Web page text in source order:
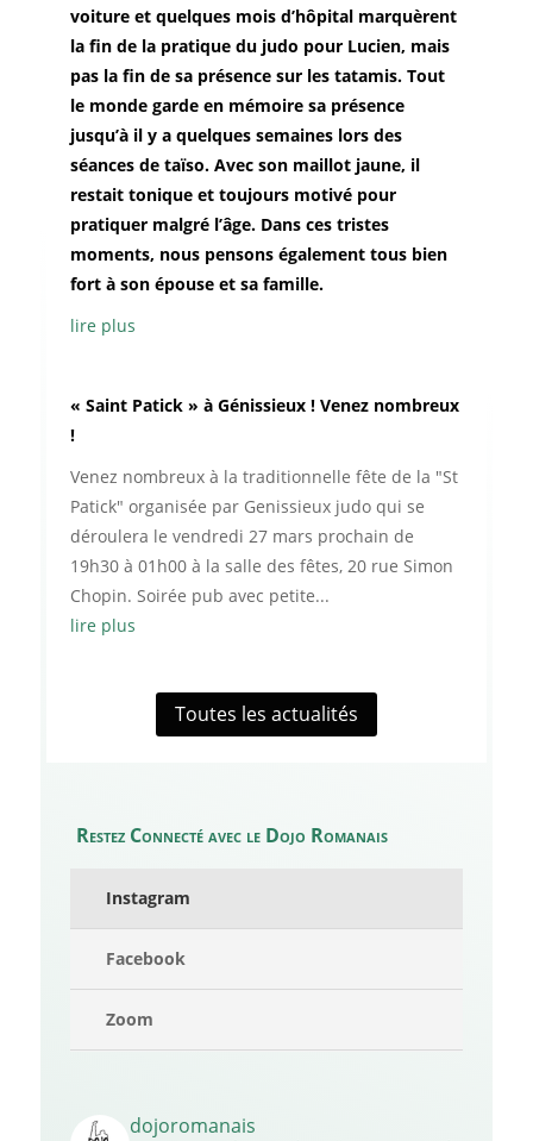
voiture et quelques mois d’hôpital marquèrent
la fin de la pratique du judo pour Lucien, mais
pas la fin de sa présence sur les tatamis. Tout
le monde garde en mémoire sa présence
jusqu’à il y a quelques semaines lors des
séances de taïso. Avec son maillot jaune, il
restait tonique et toujours motivé pour
pratiquer malgré l’âge. Dans ces tristes
moments, nous pensons également tous bien
fort à son épouse et sa famille.
lire plus
« Saint Patick » à Génissieux ! Venez nombreux
!
Venez nombreux à la traditionnelle fête de la "St
Patick" organisée par Genissieux judo qui se
déroulera le vendredi 27 mars prochain de
19h30 à 01h00 à la salle des fêtes, 20 rue Simon
Chopin. Soirée pub avec petite...
lire plus
Toutes les actualités
Restez Connecté avec le Dojo Romanais
Instagram
Facebook
Zoom
dojoromanais